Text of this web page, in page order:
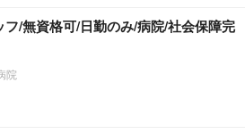
フ/無資格可/日勤のみ/病院/社会保障完
院